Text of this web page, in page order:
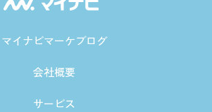
マイナビマーケブログ
会社概要
サービス